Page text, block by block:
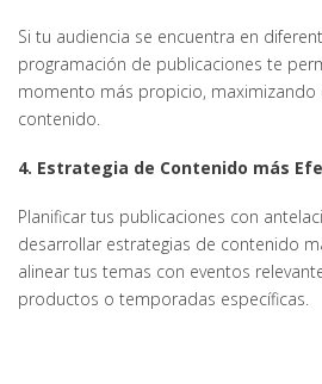
Si tu audiencia se encuentra en
programación de publicaciones te
momento más propicio,
contenido.
4. Estrategia de Contenido más
Planificar tus publicaciones con
desarrollar estrategias de contenido
alinear tus temas con eventos
productos o temporadas específicas.